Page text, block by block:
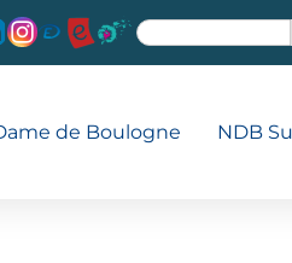
de Boulogne NDB